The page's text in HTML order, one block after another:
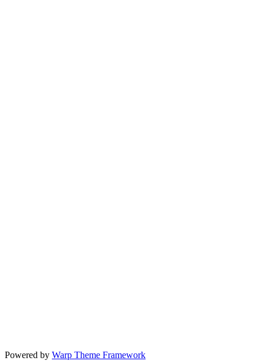
Powered by Warp Theme Framework